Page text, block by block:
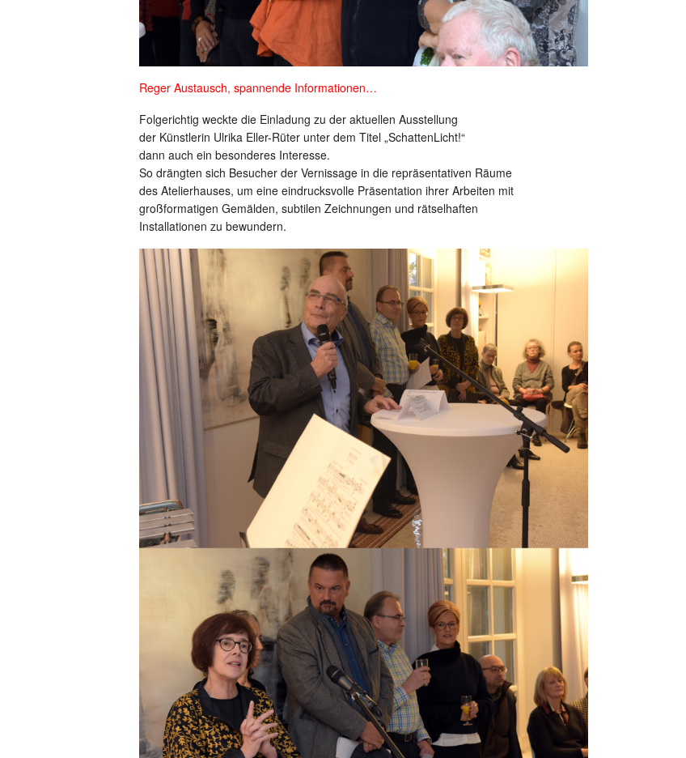
Reger Austausch, spannende Informationen…
Folgerichtig weckte die Einladung zu der aktuellen Ausstellung
der Künstlerin Ulrika Eller-Rüter unter dem Titel „SchattenLicht!“
dann auch ein besonderes Interesse.
So drängten sich Besucher der Vernissage in die repräsentativen Räume
des Atelierhauses, um eine eindrucksvolle Präsentation ihrer Arbeiten mit
großformatigen Gemälden, subtilen Zeichnungen und rätselhaften
Installationen zu bewundern.